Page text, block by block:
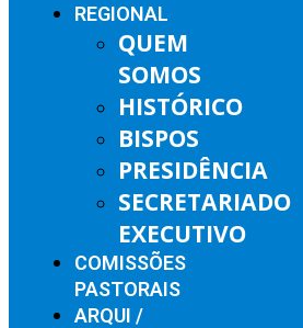
REGIONAL
QUEM
SOMOS
HISTÓRICO
BISPOS
PRESIDÊNCIA
SECRETARIADO
EXECUTIVO
COMISSÕES
PASTORAIS
ARQUI /